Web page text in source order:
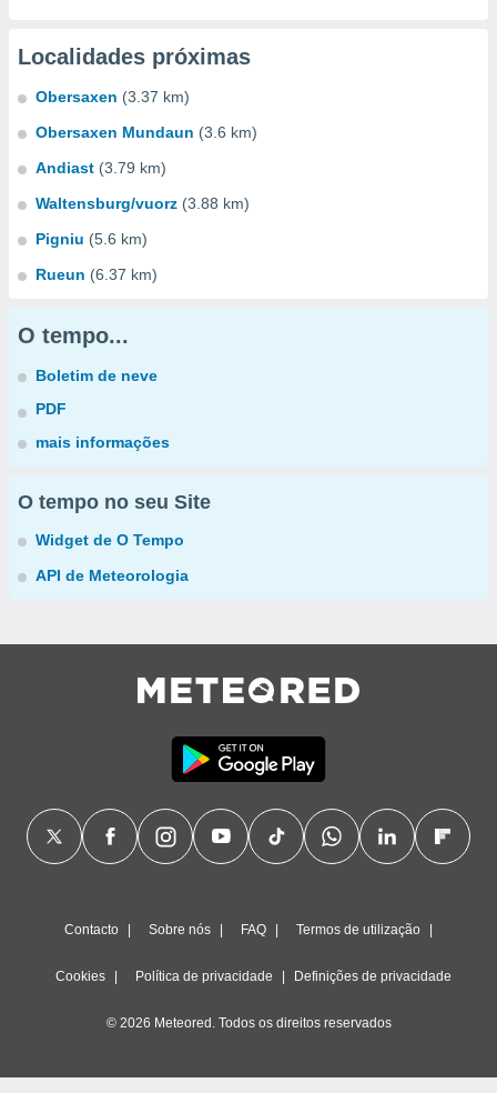
Localidades próximas
Obersaxen (3.37 km)
Obersaxen Mundaun (3.6 km)
Andiast (3.79 km)
Waltensburg/vuorz (3.88 km)
Pigniu (5.6 km)
Rueun (6.37 km)
O tempo...
Boletim de neve
PDF
mais informações
O tempo no seu Site
Widget de O Tempo
API de Meteorologia
Contacto Sobre nós FAQ Termos de utilização
Cookies Política de privacidade Definições de privacidade
© 2026 Meteored. Todos os direitos reservados